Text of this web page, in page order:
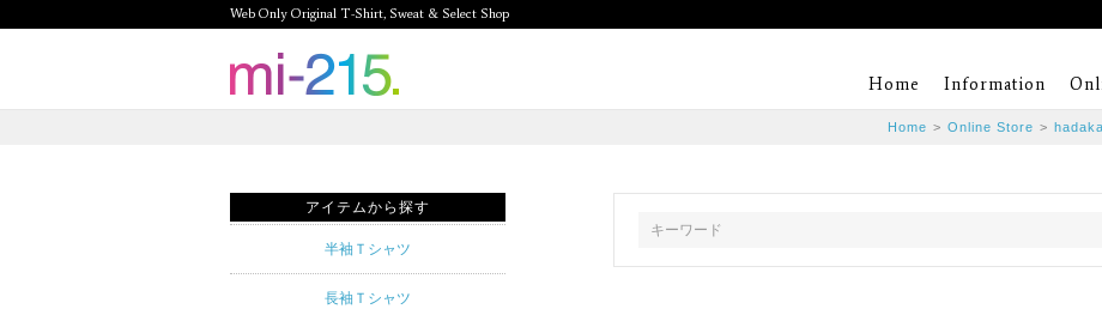
Web Only Original T-Shirt, Sweat & Select Shop
mi-215.
Original T-
Sweat &
Home Information
Home > Online Store >
アイテムから探す
半袖Ｔシャツ
長袖Ｔシャツ